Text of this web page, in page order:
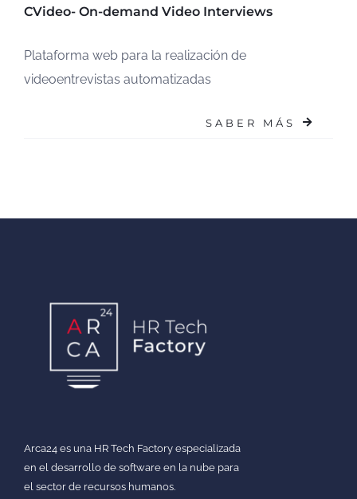
CVideo- On-demand Video Interviews
Plataforma web para la realización de
videoentrevistas automatizadas
SABER MÁS
Arca24 es una HR Tech Factory especializada
en el desarrollo de software en la nube para
el sector de recursos humanos.